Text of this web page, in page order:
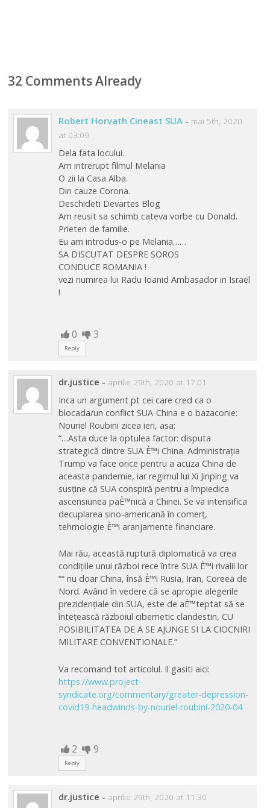
32 Comments Already
Robert Horvath Cineast SUA - mai 5th, 2020
at 03:09
Dela fata locului.
Am intrerupt filmul Melania
O zii la Casa Alba.
Din cauze Corona.
Deschideti Devartes Blog
Am reusit sa schimb cateva vorbe cu Donald.
Prieten de familie.
Eu am introdus-o pe Melania……
SA DISCUTAT DESPRE SOROS
CONDUCE ROMANIA !
vezi numirea lui Radu Ioanid Ambasador in Israel
!
0 3
Reply
dr.justice - aprilie 29th, 2020 at 17:01
Inca un argument pt cei care cred ca o
blocada/un conflict SUA-China e o bazaconie:
Nouriel Roubini zicea ieri, asa:
“…Asta duce la optulea factor: disputa
strategică dintre SUA È™i China. Administrația
Trump va face orice pentru a acuza China de
aceasta pandemie, iar regimul lui Xi Jinping va
susține că SUA conspiră pentru a împiedica
ascensiunea paÈ™nică a Chinei. Se va intensifica
decuplarea sino-americană în comerț,
tehmologie È™i aranjamente financiare.
Mai rău, această ruptură diplomatică va crea
condițiile unui război rece între SUA È™i rivalii lor
““ nu doar China, însă È™i Rusia, Iran, Coreea de
Nord. Având în vedere că se apropie alegerile
prezidențiale din SUA, este de aÈ™teptat să se
întețească războiul cibernetic clandestin, CU
POSIBILITATEA DE A SE AJUNGE SI LA CIOCNIRI
MILITARE CONVENTIONALE.”
Va recomand tot articolul. Il gasiti aici:
https://www.project-
syndicate.org/commentary/greater-depression-
covid19-headwinds-by-nouriel-roubini-2020-04
2 9
Reply
dr.justice - aprilie 29th, 2020 at 11:30